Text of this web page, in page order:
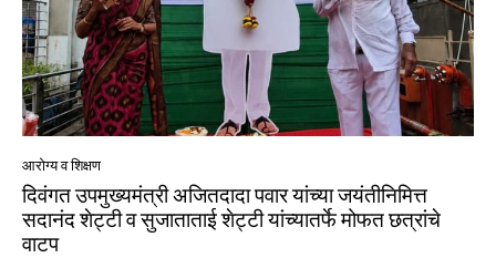
आरोग्य व शिक्षण
दिवंगत उपमुख्यमंत्री अजितदादा पवार यांच्या जयंतीनिमित्त
सदानंद शेट्टी व सुजाताताई शेट्टी यांच्यातर्फे मोफत छत्रांचे
वाटप